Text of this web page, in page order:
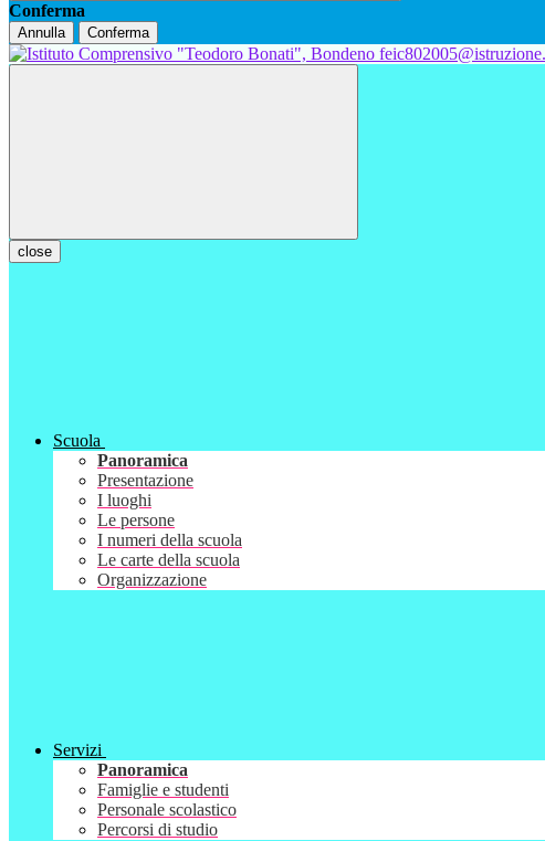
Conferma
Annulla Conferma
close
Scuola
Panoramica
Presentazione
I luoghi
Le persone
I numeri della scuola
Le carte della scuola
Organizzazione
Servizi
Panoramica
Famiglie e studenti
Personale scolastico
Percorsi di studio